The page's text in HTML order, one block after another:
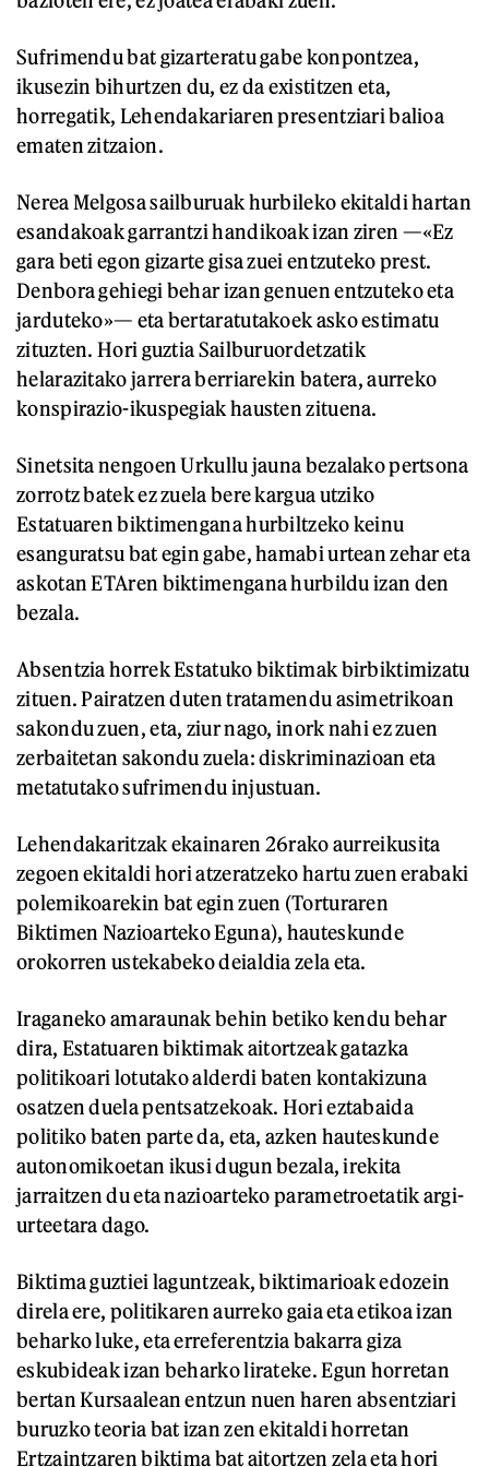
Sufrimendu bat gizarteratu gabe konpontzea,
ikusezin bihurtzen du, ez da existitzen eta,
horregatik, Lehendakariaren presentziari balioa
ematen zitzaion.
Nerea Melgosa sailburuak hurbileko ekitaldi hartan
esandakoak garrantzi handikoak izan ziren —«Ez
gara beti egon gizarte gisa zuei entzuteko prest.
Denbora gehiegi behar izan genuen entzuteko eta
jarduteko»— eta bertaratutakoek asko estimatu
zituzten. Hori guztia Sailburuordetzatik
helarazitako jarrera berriarekin batera, aurreko
konspirazio-ikuspegiak hausten zituena.
Sinetsita nengoen Urkullu jauna bezalako pertsona
zorrotz batek ez zuela bere kargua utziko
Estatuaren biktimengana hurbiltzeko keinu
esanguratsu bat egin gabe, hamabi urtean zehar eta
askotan ETAren biktimengana hurbildu izan den
bezala.
Absentzia horrek Estatuko biktimak birbiktimizatu
zituen. Pairatzen duten tratamendu asimetrikoan
sakondu zuen, eta, ziur nago, inork nahi ez zuen
zerbaitetan sakondu zuela: diskriminazioan eta
metatutako sufrimendu injustuan.
Lehendakaritzak ekainaren 26rako aurreikusita
zegoen ekitaldi hori atzeratzeko hartu zuen erabaki
polemikoarekin bat egin zuen (Torturaren
Biktimen Nazioarteko Eguna), hauteskunde
orokorren ustekabeko deialdia zela eta.
Iraganeko amaraunak behin betiko kendu behar
dira, Estatuaren biktimak aitortzeak gatazka
politikoari lotutako alderdi baten kontakizuna
osatzen duela pentsatzekoak. Hori eztabaida
politiko baten parte da, eta, azken hauteskunde
autonomikoetan ikusi dugun bezala, irekita
jarraitzen du eta nazioarteko parametroetatik argi-
urteetara dago.
Biktima guztiei laguntzeak, biktimarioak edozein
direla ere, politikaren aurreko gaia eta etikoa izan
beharko luke, eta erreferentzia bakarra giza
eskubideak izan beharko lirateke. Egun horretan
bertan Kursaalean entzun nuen haren absentziari
buruzko teoria bat izan zen ekitaldi horretan
Ertzaintzaren biktima bat aitortzen zela eta hori